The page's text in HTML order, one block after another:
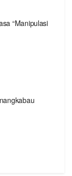
“Manipulasi